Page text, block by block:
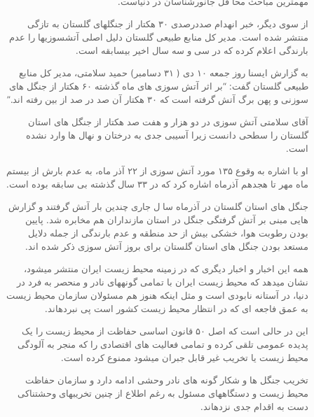
از سوی دیگر، خبر انهدام صددرصدی ۳۰ هکتار از جنگلهای گلستان به تازگی
منتشر شده است. مدیر کل منابع طبیعی گلستان دلیل اصلی آتشسوزیها را عدم
بارندگی اعلام کرده که در سی و سه سال اخیر بیسابقه است.
به گزارش ایسنا روز جمعه ۱۰ دی ( ۳۱ دسامبر) حمید سلامتی، مدیر کل منابع
طبیعی گلستان گفت: “بر اثر آتش سوزی های ماه گذشته ۶۰ هکتار از جنگل های
سوزنی و پهن برگ آتش گرفته است که ۳۰ هکتار آن صد در صد از بین رفته اند.”
آقای سلامتی آتش سوزی در دو هزار و هفت صد هکتار از جنگل های استان
گلستان را سطحی دانست زیرا آسیبی جدی به درختان و نهال ها وارد نشده
است.
او با اشاره به وقوع ۱۳۵ مورد آتش سوزی از ۲۲ آذر ماه، به عدم بارش از بیستم
ماه مهر تا هجدهم آذرماه اشاره کرد که در ۳۳ سال گذشته بی سابقه بوده است.
جنگل های استان گلستان در آذرماه سا ل جاری چندین بار آتش گرفتند و گزارش
هایی مبنی بر آتش گرفتگی جنگل در استان مازنداران هم مخابره شد. پایین
بودن رطوبت هوا، خشکی بیش از حد منطقه و عدم بارندگی از جمله دلایل
مستعد بودن جنگل های استان گلستان برای بروز آتش سوزی ذکر شده اند.
همه این اخبار و اخبار دیگری که در زمینه محیط زیست ایران منتشر میشود،
نشان میدهد که محیط زیست ایران با تمامی گونههای نادر و منحصر به فرد در
دنیا، در آستانه نابودی است و مثل اینکه هنوز هم مسئولان سازمان محیط زیست
به عمق فاجعه ای که در انتظار محیط زیست کشور است پی نبردهاند.
این در حالی است که اصل ۵۰ قانون اساسی حفاظت از محیط زیست را یک
پدیده عمومی تلقی کرده و تمامی فعالیت های اقتصادی را که منجر به آلودگی
محیط زیست یا تخریب غیر قابل جبران میشود ممنوع کرده است.
تخریب جنگل ها و شکار گونه های نادر وحشی ادامه دارد و سازمان حفاظت
محیط زیست و دستگاههای مسئول به رغم اطلاع از چنین تخریبهای وحشتناکی
دست به اقدام جدی نزدهاند.